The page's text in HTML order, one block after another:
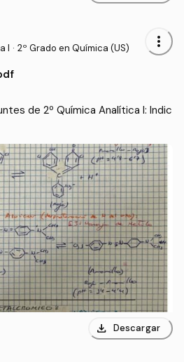
I · 2º Grado en Química (US) more_vert
de 2º Química Analítica I: Indic
download Descargar